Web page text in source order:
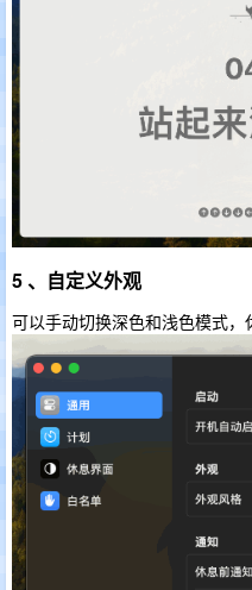
5 、自定义外观
可以手动切换深色和浅色模式，